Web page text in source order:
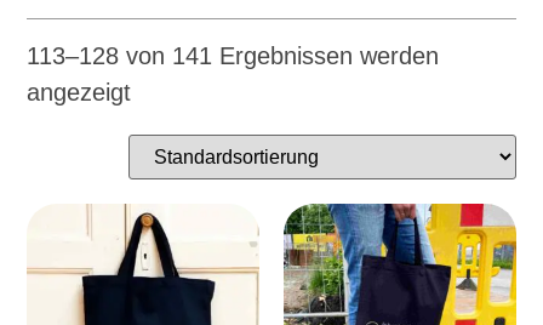
113–128 von 141 Ergebnissen werden
angezeigt